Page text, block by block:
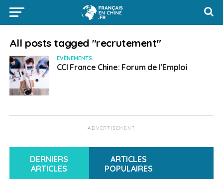
All posts tagged "recrutement"
EVÈNEMENTS
CCI France Chine: Forum de l’Emploi
ADVERTISEMENT
DERNIERS
ARTICLES
ARTICLES
POPULAIRES